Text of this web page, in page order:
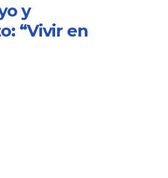
y
“Vivir en